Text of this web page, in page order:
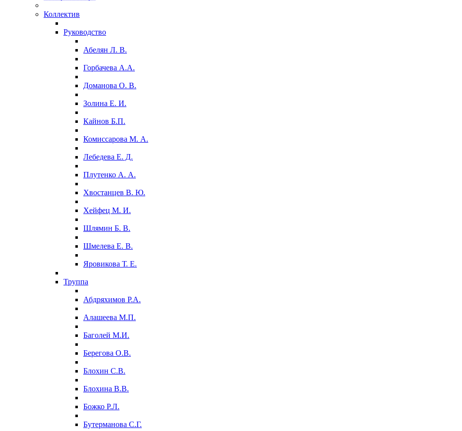
Коллектив
Руководство
Абелян Л. В.
Горбачева А.А.
Доманова О. В.
Золина Е. И.
Кайнов Б.П.
Комиссарова М. А.
Лебедева Е. Д.
Плутенко А. А.
Хвостанцев В. Ю.
Хейфец М. И.
Шлямин Б. В.
Шмелева Е. В.
Яровикова Т. Е.
Труппа
Абдряхимов Р.А.
Алашеева М.П.
Баголей М.И.
Берегова О.В.
Блохин С.В.
Блохина В.В.
Божко Р.Л.
Бутерманова С.Г.